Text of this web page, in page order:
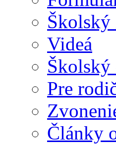
Školský
Videá
Školský
Pre
Články